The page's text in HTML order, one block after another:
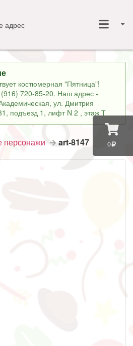
0
адрес
костюмерная "Пятница"!
720-85-20. Наш адрес -
ул. Дмитрия
подъезд 1, лифт N 2 , этаж Т
персонажи art-8147